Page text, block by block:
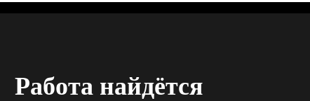
Работа найдётся